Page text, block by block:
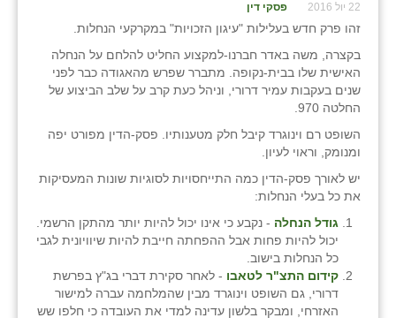
22 יול 2016 פסקי דין
זהו פרק חדש בעלילות "עיגון הזכויות" במקרקעי הנחלות.
בקצרה, משה באדר חברנו-למקצוע החליט להלחם על הנחלה
האישית שלו בבית-נקופה. מתברר שפרש מהאגודה כבר לפני
שנים בעקבות עמיר דרורי, וניהל כעת קרב על שלב הביצוע של
החלטה 970.
השופט רם וינוגרד קיבל חלק מטענותיו. פסק-הדין מפורט יפה
ומנומק, וראוי לעיון.
יש לאורך פסק-הדין כמה התייחסויות לסוגיות שונות המעסיקות
את כל בעלי הנחלות:
גודל הנחלה - נקבע כי אינו יכול להיות יותר מהתקן הרשמי.
יכול להיות פחות אבל ההפחתה חייבת להיות שיוויונית לגבי
כל הנחלות בישוב.
קידום התצ"ר לטאבו - לאחר סקירת דברי בג"ץ בפרשת
דרורי, גם השופט וינוגרד מבין שהמלחמה עברה למישור
האזרחי, ומבקר בלשון עדינה למדי את העובדה כי חלפו שש
בני נצרים
בני ציון
בקעות
ֿגבעת שפירא
גן השומרון
גני עם
גני יהודה